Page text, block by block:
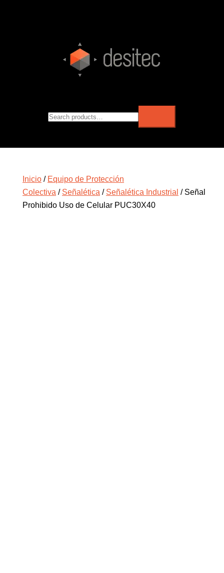
Inicio / Equipo de Protección
Colectiva / Señalética / Señalética Industrial / Señal
Prohibido Uso de Celular PUC30X40